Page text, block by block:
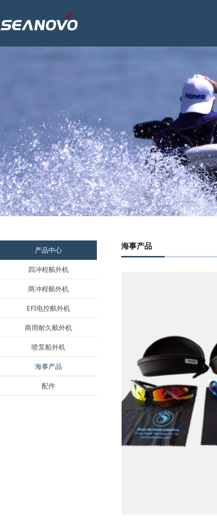
产品中心
四冲程舷外机
两冲程舷外机
EFI电控舷外机
商用耐久舷外机
喷泵船外机
海事产品
配件
海事产品